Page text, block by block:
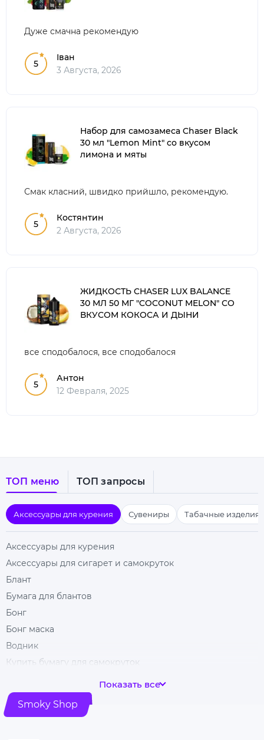
Дуже смачна рекомендую
5
Іван
3 Августа, 2026
Набор для самозамеса Chaser Black
30 мл "Lemon Mint" со вкусом
лимона и мяты
Смак класний, швидко прийшло, рекомендую.
5
Костянтин
2 Августа, 2026
ЖИДКОСТЬ CHASER LUX BALANCE
30 МЛ 50 МГ "COCONUT MELON" СО
ВКУСОМ КОКОСА И ДЫНИ
все сподобалося, все сподобалося
5
Антон
12 Февраля, 2025
ТОП меню ТОП запросы
Аксессуары для курения Сувениры Табачные изделия
Аксессуары для курения
Аксессуары для сигарет и самокруток
Блант
Бумага для блантов
Бонг
Бонг маска
Водник
Купить бумагу для самокруток
Чаша для бонга
Фильтры для самокруток
Показать все
Smoky Shop